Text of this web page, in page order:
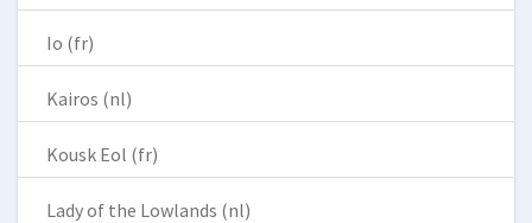
Io (fr)
Kairos (nl)
Kousk Eol (fr)
Lady of the Lowlands (nl)